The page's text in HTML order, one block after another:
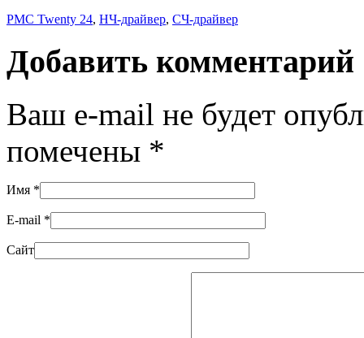
PMC Twenty 24, НЧ-драйвер, СЧ-драйвер
Добавить комментарий
Ваш e-mail не будет
помечены *
Имя *
E-mail *
Сайт